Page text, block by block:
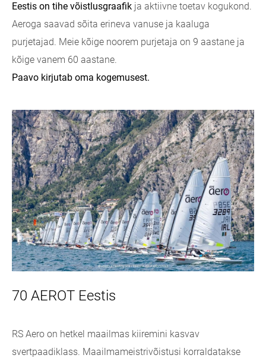
Eestis on tihe võistlusgraafik ja aktiivne toetav kogukond.
Aeroga saavad sõita erineva vanuse ja kaaluga
purjetajad. Meie kõige noorem purjetaja on 9 aastane ja
kõige vanem 60 aastane.
Paavo kirjutab oma kogemusest.
70 AEROT Eestis
RS Aero on hetkel maailmas kiiremini kasvav
svertpaadiklass. Maailmameistrivõistusi korraldatakse